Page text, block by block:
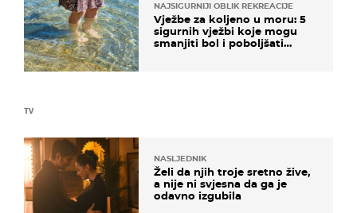
TV
NASLJEDNIK
Želi da njih troje sretno žive,
a nije ni svjesna da ga je
odavno izgubila
NAJSIGURNIJI OBLIK REKREACIJE
Vježbe za koljeno u moru: 5
sigurnih vježbi koje mogu
smanjiti bol i poboljšati